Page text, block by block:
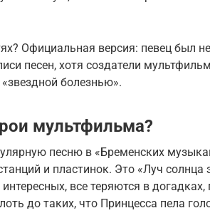
Официальная версия: певец был
песен, хотя создатели
болезнью».
мультфильма?
песню в «Бременских
и пластинок. Это «Луч солнца
все теряются в догадках,
до таких, что Принцесса пела